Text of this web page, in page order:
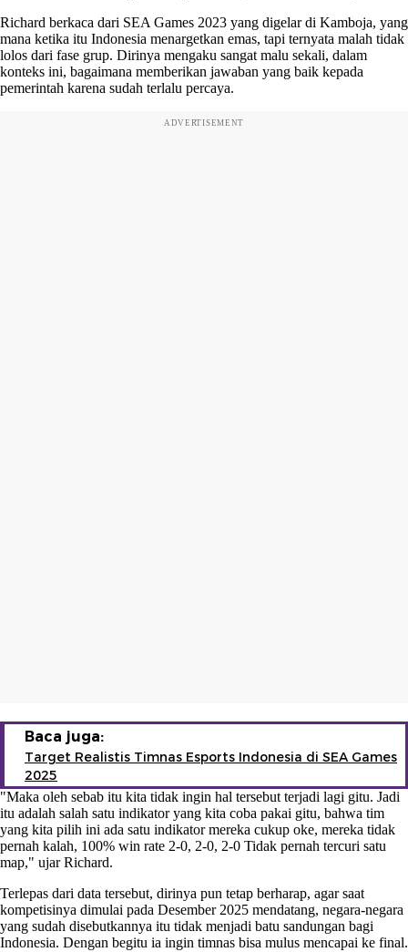
Richard berkaca dari SEA Games 2023 yang digelar di Kamboja, yang
mana ketika itu Indonesia menargetkan emas, tapi ternyata malah tidak
lolos dari fase grup. Dirinya mengaku sangat malu sekali, dalam
konteks ini, bagaimana memberikan jawaban yang baik kepada
pemerintah karena sudah terlalu percaya.
ADVERTISEMENT
Baca juga:
Target Realistis Timnas Esports Indonesia di SEA Games
2025
"Maka oleh sebab itu kita tidak ingin hal tersebut terjadi lagi gitu. Jadi
itu adalah salah satu indikator yang kita coba pakai gitu, bahwa tim
yang kita pilih ini ada satu indikator mereka cukup oke, mereka tidak
pernah kalah, 100% win rate 2-0, 2-0, 2-0 Tidak pernah tercuri satu
map," ujar Richard.
Terlepas dari data tersebut, dirinya pun tetap berharap, agar saat
kompetisinya dimulai pada Desember 2025 mendatang, negara-negara
yang sudah disebutkannya itu tidak menjadi batu sandungan bagi
Indonesia. Dengan begitu ia ingin timnas bisa mulus mencapai ke final.